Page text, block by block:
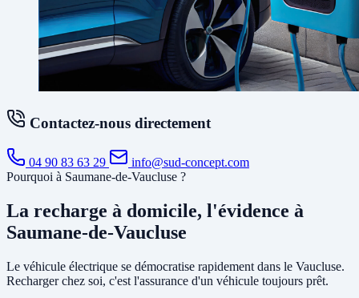
Contactez-nous directement
04 90 83 63 29
info@sud-concept.com
Pourquoi à Saumane-de-Vaucluse ?
La recharge à domicile, l'évidence à
Saumane-de-Vaucluse
Le véhicule électrique se démocratise rapidement dans le Vaucluse.
Recharger chez soi, c'est l'assurance d'un véhicule toujours prêt.